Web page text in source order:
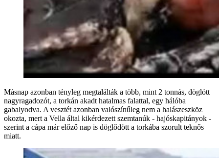
Másnap azonban tényleg megtalálták a több, mint 2 tonnás, döglött
nagyragadozót, a torkán akadt hatalmas falattal, egy hálóba
gabalyodva. A vesztét azonban valószínűleg nem a halászeszköz
okozta, mert a Vella által kikérdezett szemtanúk - hajóskapitányok -
szerint a cápa már előző nap is döglődött a torkába szorult teknős
miatt.